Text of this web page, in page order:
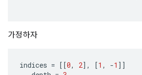
가정하자
indices = [[0, 2] , [1 , -1 ]]